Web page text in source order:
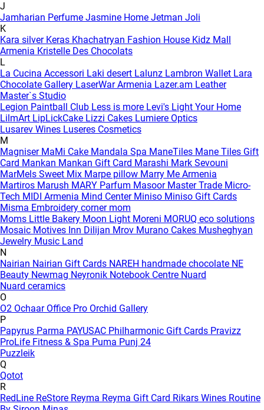
J
Jamharian Perfume Jasmine Home Jetman Joli
K
Kara silver Keras Khachatryan Fashion House Kidz Mall
Armenia Kristelle Des Chocolats
L
La Cucina Accessori Laki desert Lalunz Lambron Wallet Lara
Chocolate Gallery LaserWar Armenia Lazer.am Leather
Master`s Studio
Legion Paintball Club Less is more Levi's Light Your Home
LilmArt LipLickCake Lizzi Cakes Lumiere Optics
Lusarev Wines Luseres Cosmetics
M
Magniser MaMi Cake Mandala Spa ManeTiles Mane Tiles Gift
Card Mankan Mankan Gift Card Marashi Mark Sevouni
MarMels Sweet Mix Marpe pillow Marry Me Armenia
Martiros Marush MARY Parfum Masoor Master Trade Micro-
Tech MIDI Armenia Mind Center Miniso Miniso Gift Cards
Misma Embroidery corner mom
Moms Little Bakery Moon Light Moreni MORUQ eco solutions
Mosaic Motives Inn Dilijan Mrov Murano Cakes Musheghyan
Jewelry Music Land
N
Nairian Nairian Gift Cards NAREH handmade chocolate NE
Beauty Newmag Neyronik Notebook Centre Nuard
Nuard ceramics
O
O2 Ochaar Office Pro Orchid Gallery
P
Papyrus Parma PAYUSAC Philharmonic Gift Cards Pravizz
ProLife Fitness & Spa Puma Punj 24
Puzzleik
Q
Qotot
R
RedLine ReStore Reyma Reyma Gift Card Rikars Wines Routine